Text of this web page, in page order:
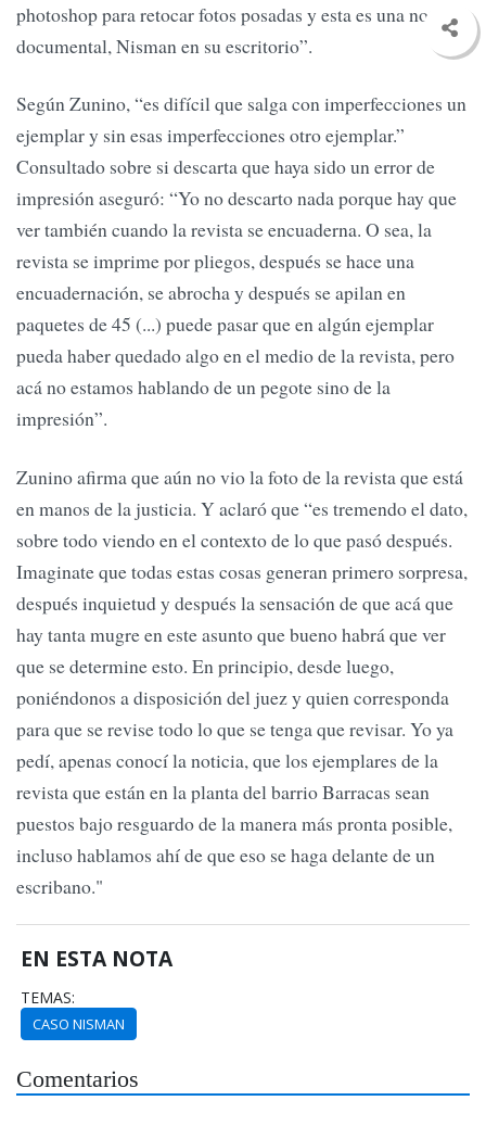
photoshop para retocar fotos posadas y esta es una nota
documental, Nisman en su escritorio”.
Según Zunino, “es difícil que salga con imperfecciones un
ejemplar y sin esas imperfecciones otro ejemplar.”
Consultado sobre si descarta que haya sido un error de
impresión aseguró: “Yo no descarto nada porque hay que
ver también cuando la revista se encuaderna. O sea, la
revista se imprime por pliegos, después se hace una
encuadernación, se abrocha y después se apilan en
paquetes de 45 (...) puede pasar que en algún ejemplar
pueda haber quedado algo en el medio de la revista, pero
acá no estamos hablando de un pegote sino de la
impresión”.
Zunino afirma que aún no vio la foto de la revista que está
en manos de la justicia. Y aclaró que “es tremendo el dato,
sobre todo viendo en el contexto de lo que pasó después.
Imaginate que todas estas cosas generan primero sorpresa,
después inquietud y después la sensación de que acá que
hay tanta mugre en este asunto que bueno habrá que ver
que se determine esto. En principio, desde luego,
poniéndonos a disposición del juez y quien corresponda
para que se revise todo lo que se tenga que revisar. Yo ya
pedí, apenas conocí la noticia, que los ejemplares de la
revista que están en la planta del barrio Barracas sean
puestos bajo resguardo de la manera más pronta posible,
incluso hablamos ahí de que eso se haga delante de un
escribano."
EN ESTA NOTA
TEMAS:
CASO NISMAN
Comentarios